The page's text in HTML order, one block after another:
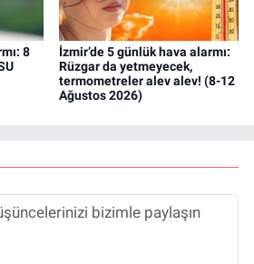
8
İzmir’de 5 günlük hava alarmı:
Rüzgar da yetmeyecek,
termometreler alev alev! (8-12
Ağustos 2026)